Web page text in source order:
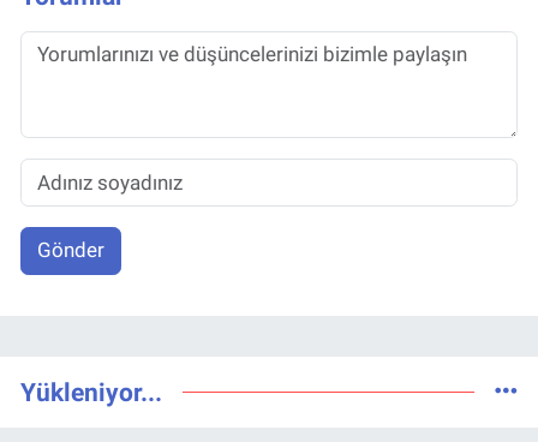
Gönder
Yükleniyor...